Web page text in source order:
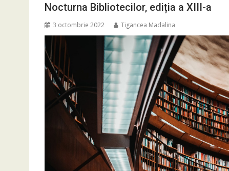
Nocturna Bibliotecilor, ediția a XIII-a
3 octombrie 2022 Tigancea Madalina